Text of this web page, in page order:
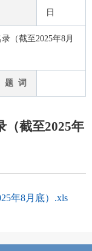
日
（截至2025年8月
题 词
（截至2025年
年8月底）.xls